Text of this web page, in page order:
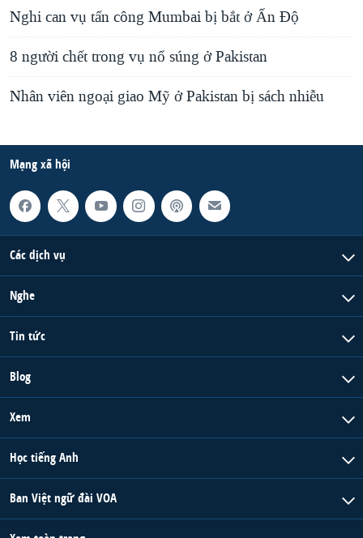
Nghi can vụ tấn công Mumbai bị bắt ở Ấn Độ
8 người chết trong vụ nổ súng ở Pakistan
Nhân viên ngoại giao Mỹ ở Pakistan bị sách nhiễu
Mạng xã hội
Các dịch vụ
Nghe
Tin tức
Blog
Xem
Học tiếng Anh
Ban Việt ngữ đài VOA